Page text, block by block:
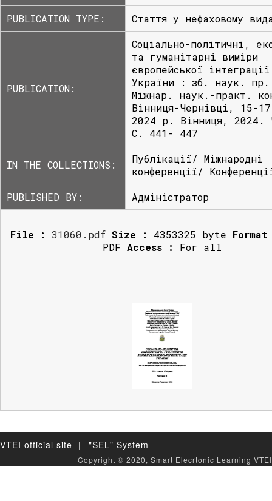
PUBLICATION TYPE:
Стаття у нефаховому
PUBLICATION:
Соціально-політичні,
та гуманітарні виміри
європейської інтеграції
України : зб. наук. пр.
Міжнар. наук.-практ.
Вінниця-Чернівці, 15-
2024 р. Вінниця,
С. 441- 447
IN THE COLLECTIONS:
Публікації/ Міжнародні
конференції/
PUBLISHED BY:
Адміністратор
File : 31060.pdf Size : 4353325 byte
PDF Access : For all
VTEI official site | "SEL" System
Copyright © 2020, Smart Elecrtonic Learning VTEI